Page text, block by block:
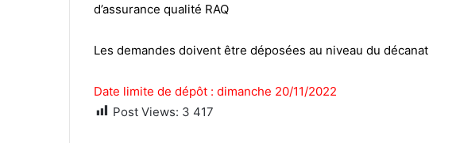
d’assurance qualité RAQ
Les demandes doivent être déposées au niveau du décanat
Date limite de dépôt : dimanche 20/11/2022
Post Views: 3 417